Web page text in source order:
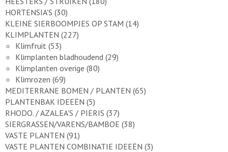
HORTENSIA'S (30)
KLEINE SIERBOOMPJES OP STAM (14)
KLIMPLANTEN (227)
Klimfruit (53)
Klimplanten bladhoudend (29)
Klimplanten overige (80)
Klimrozen (69)
MEDITERRANE BOMEN / PLANTEN (65)
PLANTENBAK IDEEËN (5)
RHODO. / AZALEA'S / PIERIS (37)
SIERGRASSEN/VARENS/BAMBOE (38)
VASTE PLANTEN (91)
VASTE PLANTEN COMBINATIE IDEEËN (3)